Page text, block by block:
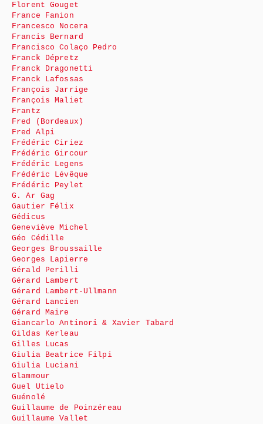
Florent Gouget
France Fanion
Francesco Nocera
Francis Bernard
Francisco Colaço Pedro
Franck Dépretz
Franck Dragonetti
Franck Lafossas
François Jarrige
François Maliet
Frantz
Fred (Bordeaux)
Fred Alpi
Frédéric Ciriez
Frédéric Gircour
Frédéric Legens
Frédéric Lévêque
Frédéric Peylet
G. Ar Gag
Gautier Félix
Gédicus
Geneviève Michel
Géo Cédille
Georges Broussaille
Georges Lapierre
Gérald Perilli
Gérard Lambert
Gérard Lambert-Ullmann
Gérard Lancien
Gérard Maire
Giancarlo Antinori & Xavier Tabard
Gildas Kerleau
Gilles Lucas
Giulia Beatrice Filpi
Giulia Luciani
Glammour
Guel Utielo
Guénolé
Guillaume de Poinzéreau
Guillaume Vallet